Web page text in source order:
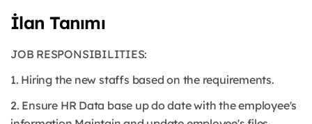
İlan Tanımı
JOB RESPONSIBILITIES:
1. Hiring the new staffs based on the requirements.
2. Ensure HR Data base up do date with the employee's